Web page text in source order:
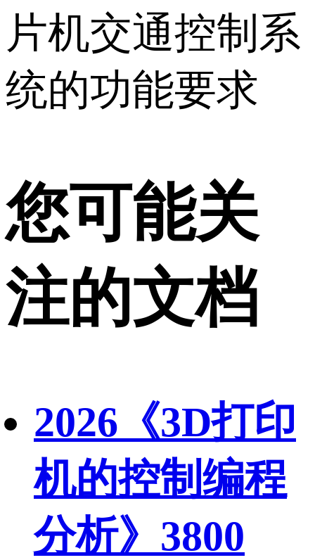
片机交通控制系
统的功能要求
您可能关
注的文档
2026《3D打印
机的控制编程
分析》3800